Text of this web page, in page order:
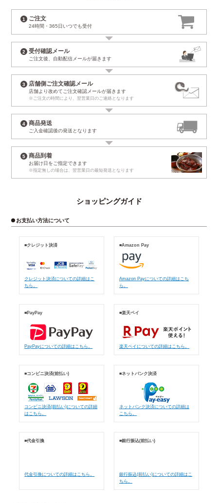
ご注文
24時間・365日いつでも受付
受付確認メール
ご注文後、自動配信 メールが届きます
店舗側ご注文確認メール
店舗より改めて ご注文確認メールが届きます
※ご注文の時間により、 翌営業日のご連絡となります
商品発送
ご入金確認後の発送となります
商品到着
お届け日 をご指定できます
※指定無しの場合は、 翌営業日の最短発送となります
ショッピングガイド
お支払い方法について
■クレジット決済
クレジット決済についての詳細はこ
ちら。
■Amazon Pay
Amazon Payについての詳細はこち
ら。
■PayPay
PayPayについての詳細はこちら。
■楽天ペイ
楽天ペイについての詳細はこちら。
■コンビニ決済(前払い)
コンビニ決済(前払い)についての詳細
はこちら。
■ネットバンク決済
ネットバンク決済についての詳細は
こちら。
■代金引換
代金引換についての詳細はこちら。
■銀行振込(前払い)
銀行振込(前払い)についての詳細はこ
ちら。